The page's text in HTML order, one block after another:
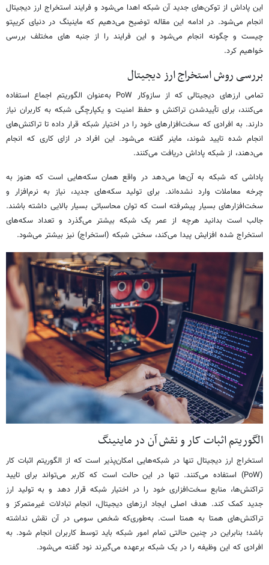
این پاداش از توکن‌های جدید آن شبکه اهدا می‌شود و فرایند استخراج ارز دیجیتال
انجام می‌شود. در ادامه این مقاله توضیح می‌دهیم که ماینینگ در دنیای کریپتو
چیست و چگونه انجام می‌شود و این فرایند را از جنبه های مختلف بررسی
خواهیم کرد.
بررسی روش استخراج ارز دیجیتال
تمامی ارزهای دیجیتالی که از سازوکار PoW به‌عنوان الگوریتم اجماع استفاده
می‌کنند، برای تأییدشدن تراکنش و حفظ امنیت و یکپارچگی شبکه به کاربران نیاز
دارند. به افرادی که سخت‌افزارهای خود را در اختیار شبکه قرار داده تا تراکنش‌های
انجام شده تایید شوند، ماینر گفته می‌شود. این افراد در ازای کاری که انجام
می‌دهند، از شبکه پاداش دریافت می‌کنند.
پاداشی که شبکه به آن‌ها می‌دهد در واقع همان سکه‌هایی است که هنوز به
چرخه معاملات وارد نشده‌اند. برای تولید سکه‌های جدید، نیاز به نرم‌افزار و
سخت‌افزارهای بسیار پیشرفته است که توان محاسباتی بسیار بالایی داشته باشند.
جالب است بدانید هرچه از عمر یک شبکه بیشتر می‌گذرد و تعداد سکه‌های
استخراج شده افزایش پیدا می‌کند، سختی شبکه (استخراج) نیز بیشتر می‌شود.
الگوریتم اثبات کار و نقش آن در ماینینگ
استخراج ارز دیجیتال تنها در شبکه‌هایی امکان‌پذیر است که از الگوریتم اثبات کار
(PoW) استفاده می‌کنند. تنها در این حالت است که کاربر می‌تواند برای تایید
تراکنش‌ها، منابع سخت‌افزاری خود را در اختیار شبکه قرار دهد و به تولید ارز
جدید کمک کند. هدف اصلی ایجاد ارزهای دیجیتال، انجام تبادلات غیرمتمرکز و
تراکنش‌های همتا به همتا است. به‌طوری‌که شخص سومی در آن نقش نداشته
باشد؛ بنابراین در چنین حالتی تمام امور شبکه باید توسط کاربران انجام شود. به
افرادی که این وظیفه را در یک شبکه برعهده می‌گیرند نود گفته می‌شود.